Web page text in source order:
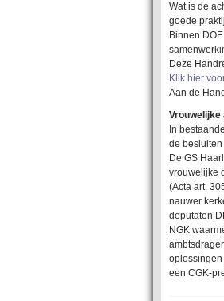
Wat is de
goede
Binnen
Deze
Klik hier
Aan de
In
de besluiten
De GS
vrouwelijke
(Acta art.
nauwer
deputaten
NGK
een CGK-